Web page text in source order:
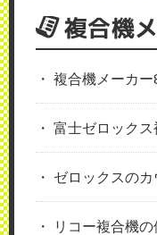
複合機
複合機メーカ
富士ゼロック
ゼロックスの
リコー複合機